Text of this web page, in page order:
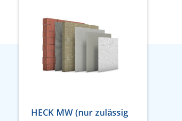
HECK MW (nur zulässig